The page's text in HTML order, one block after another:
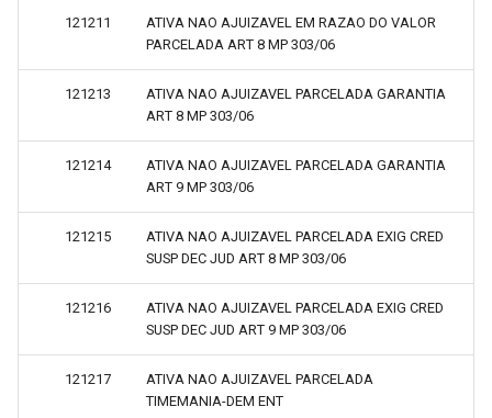
121211
ATIVA NAO AJUIZAVEL EM RAZAO DO VALOR
PARCELADA ART 8 MP 303/06
121213
ATIVA NAO AJUIZAVEL PARCELADA GARANTIA
ART 8 MP 303/06
121214
ATIVA NAO AJUIZAVEL PARCELADA GARANTIA
ART 9 MP 303/06
121215
ATIVA NAO AJUIZAVEL PARCELADA EXIG CRED
SUSP DEC JUD ART 8 MP 303/06
121216
ATIVA NAO AJUIZAVEL PARCELADA EXIG CRED
SUSP DEC JUD ART 9 MP 303/06
121217
ATIVA NAO AJUIZAVEL PARCELADA
TIMEMANIA-DEM ENT